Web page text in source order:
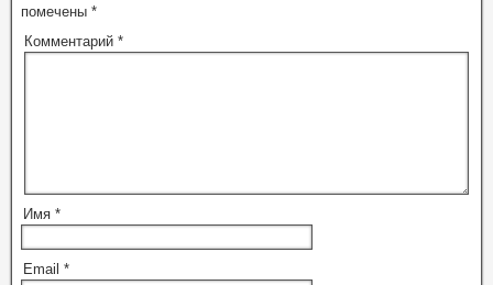
помечены *
Комментарий *
Имя *
Email *